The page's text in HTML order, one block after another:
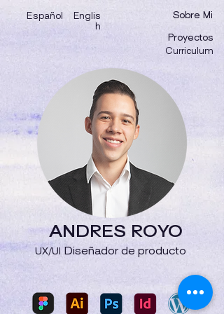
Sobre Mi
Español
Englis
h
ANDRES ROYO
Curriculum
Proyectos
UX/UI Diseñador de producto